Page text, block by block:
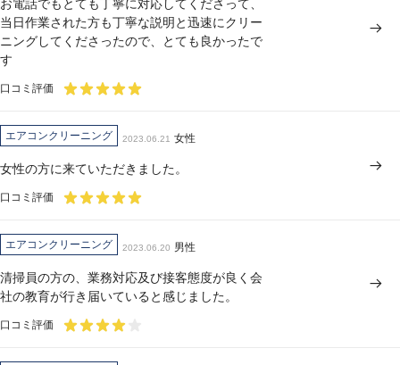
お電話でもとても丁寧に対応してくださって、
当日作業された方も丁寧な説明と迅速にクリー
ニングしてくださったので、とても良かったで
す
口コミ評価
エアコンクリーニング 2023.06.21 女性
女性の方に来ていただきました。
口コミ評価
エアコンクリーニング 2023.06.20 男性
清掃員の方の、業務対応及び接客態度が良く会
社の教育が行き届いていると感じました。
口コミ評価